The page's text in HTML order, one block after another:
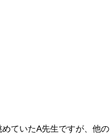
ていたA先生ですが、他の